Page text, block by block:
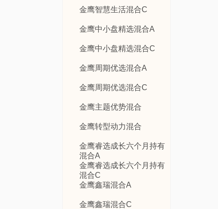
金鹰智慧生活混合C
金鹰中小盘精选混合A
金鹰中小盘精选混合C
金鹰周期优选混合A
金鹰周期优选混合C
金鹰主题优势混合
金鹰转型动力混合
金鹰睿选成长六个月持有
混合A
金鹰睿选成长六个月持有
混合C
金鹰鑫瑞混合A
金鹰鑫瑞混合C